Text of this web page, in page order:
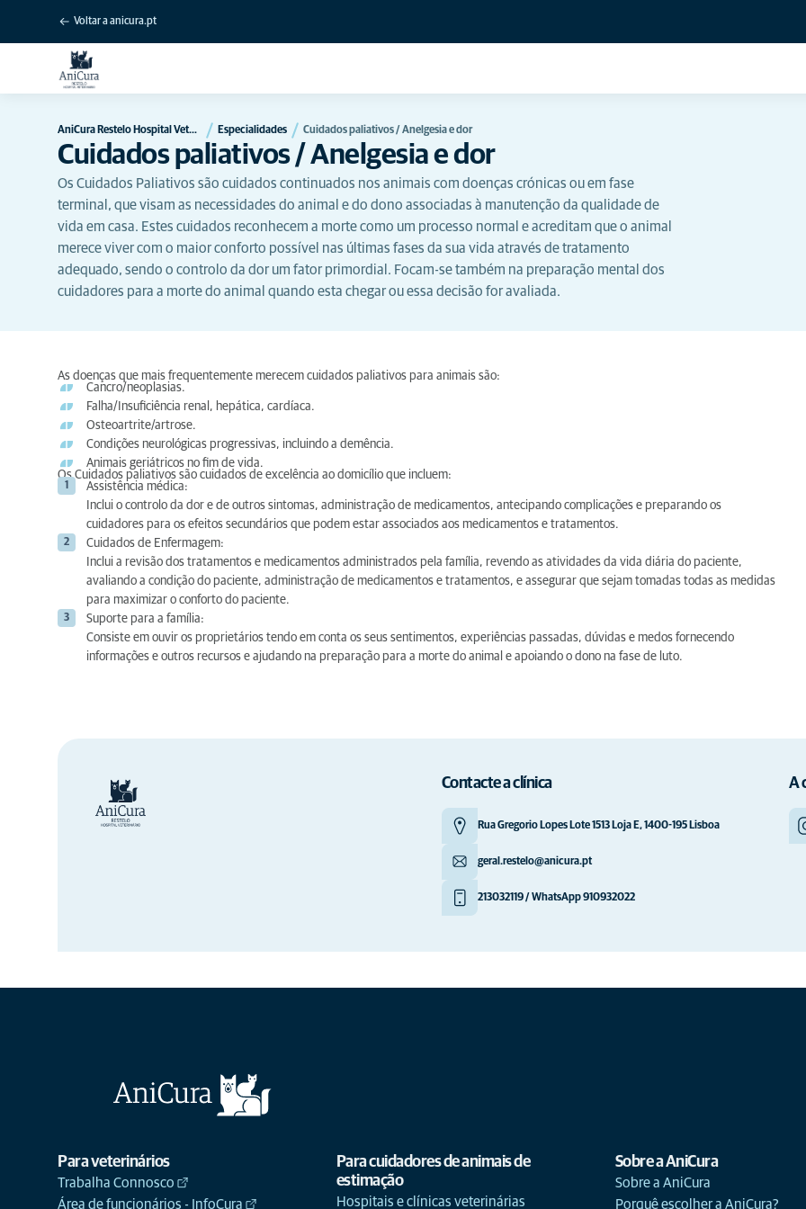
Voltar a anicura.pt
AniCura Restelo Hospital Veterinário Especialidades Cuidados paliativos / Anelgesia e dor
Cuidados paliativos / Anelgesia e dor
Os Cuidados Paliativos são cuidados continuados nos animais com doenças crónicas ou em fase
terminal, que visam as necessidades do animal e do dono associadas à manutenção da qualidade de
vida em casa. Estes cuidados reconhecem a morte como um processo normal e acreditam que o animal
merece viver com o maior conforto possível nas últimas fases da sua vida através de tratamento
adequado, sendo o controlo da dor um fator primordial. Focam-se também na preparação mental dos
cuidadores para a morte do animal quando esta chegar ou essa decisão for avaliada.
As doenças que mais frequentemente merecem cuidados paliativos para animais são:
Cancro/neoplasias.
Falha/Insuficiência renal, hepática, cardíaca.
Osteoartrite/artrose.
Condições neurológicas progressivas, incluindo a demência.
Animais geriátricos no fim de vida.
Os Cuidados paliativos são cuidados de excelência ao domicílio que incluem:
Assistência médica:
Inclui o controlo da dor e de outros sintomas, administração de medicamentos, antecipando complicações e preparando os
cuidadores para os efeitos secundários que podem estar associados aos medicamentos e tratamentos.
Cuidados de Enfermagem:
Inclui a revisão dos tratamentos e medicamentos administrados pela família, revendo as atividades da vida diária do paciente,
avaliando a condição do paciente, administração de medicamentos e tratamentos, e assegurar que sejam tomadas todas as medidas
para maximizar o conforto do paciente.
Suporte para a família:
Consiste em ouvir os proprietários tendo em conta os seus sentimentos, experiências passadas, dúvidas e medos fornecendo
informações e outros recursos e ajudando na preparação para a morte do animal e apoiando o dono na fase de luto.
Contacte a clínica
Rua Gregorio Lopes Lote 1513 Loja E, 1400-195 Lisboa
geral.restelo@anicura.pt
213032119 / WhatsApp 910932022
A
Para veterinários
Trabalha Connosco
Área de funcionários - InfoCura
Para cuidadores de animais de
estimação
Hospitais e clínicas veterinárias
Sobre a AniCura
Sobre a AniCura
Porquê escolher a AniCura?